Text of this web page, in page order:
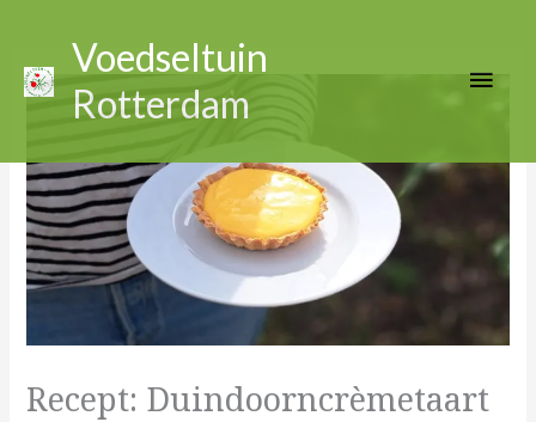
Voedseltuin
Rotterdam
Recept: Duindoorncrèmetaart